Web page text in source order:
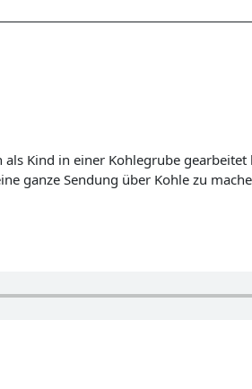
Kind in einer Kohlegrube gearbeitet
ganze Sendung über Kohle zu